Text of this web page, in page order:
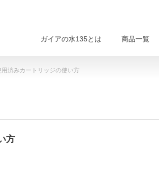
ガイアの水135とは 商品一覧
済みカートリッジの使い方
方